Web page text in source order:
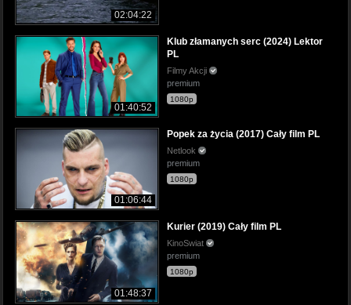
02:04:22
01:40:52
Klub złamanych serc (2024) Lektor
PL
Filmy Akcji
premium
1080p
01:06:44
Popek za życia (2017) Cały film PL
Netlook
premium
1080p
01:48:37
Kurier (2019) Cały film PL
KinoSwiat
premium
1080p